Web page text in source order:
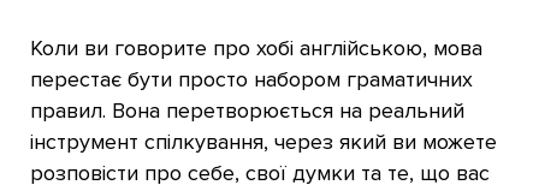
Коли ви говорите про хобі англійською, мова
перестає бути просто набором граматичних
правил. Вона перетворюється на реальний
інструмент спілкування, через який ви можете
розповісти про себе, свої думки та те, що вас